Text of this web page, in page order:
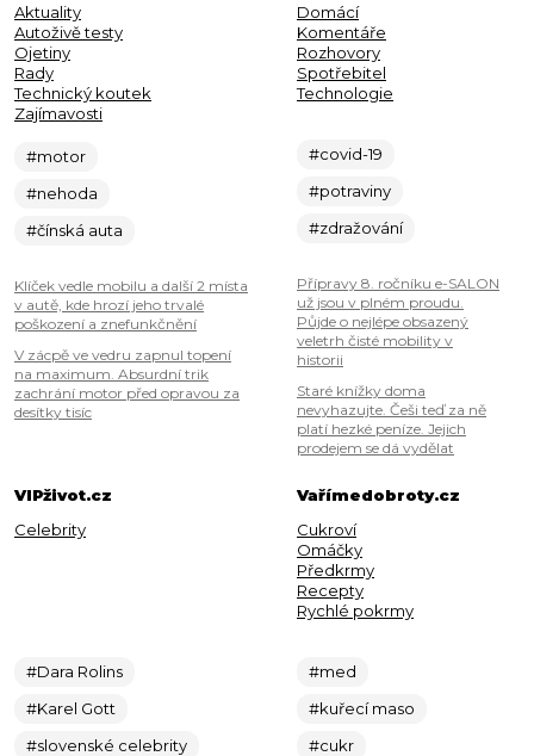
Aktuality
Autoživě testy
Ojetiny
Rady
Technický koutek
Zajímavosti
#motor
#nehoda
#čínská auta
Klíček vedle mobilu a další 2 místa
v autě, kde hrozí jeho trvalé
poškození a znefunkčnění
V zácpě ve vedru zapnul topení
na maximum. Absurdní trik
zachrání motor před opravou za
desítky tisíc
Domácí
Komentáře
Rozhovory
Spotřebitel
Technologie
#covid-19
#potraviny
#zdražování
Přípravy 8. ročníku e-SALON
už jsou v plném proudu.
Půjde o nejlépe obsazený
veletrh čisté mobility v
historii
Staré knížky doma
nevyhazujte. Češi teď za ně
platí hezké peníze. Jejich
prodejem se dá vydělat
VIPživot.cz
Celebrity
#Dara Rolins
#Karel Gott
#slovenské celebrity
Vařímedobroty.cz
Cukroví
Omáčky
Předkrmy
Recepty
Rychlé pokrmy
#med
#kuřecí maso
#cukr